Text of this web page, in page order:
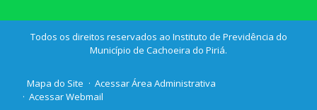
Todos os direitos reservados ao Instituto de Previdência do
Município de Cachoeira do Piriá.
Mapa do Site
Acessar Área Administrativa
Acessar Webmail